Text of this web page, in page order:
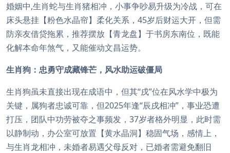
婚姻中,生肖蛇与生肖猪相冲，小事争吵易升级为冷战，可在
床头悬挂【粉色水晶帘】柔化关系，45岁后财运大开，但需
防亲友借贷拖累，推荐摆放【青龙盘】于书房东南位，既能
化解本命年煞气，又能催动文昌运势。
生肖狗：忠勇守成藏锋芒，风水助运破僵局
生肖狗虽未直接出现在成语中，但其“戌”位在风水学中极为
关键，属狗者忠诚可靠，但2025年逢“辰戌相冲”，事业恐遭
打压，团队中功劳被夺之事频发，37岁者格外明显，此时需
以静制动，办公室可放置【黄水晶洞】稳固气场，感情上，
与生肖龙相冲，未婚者易遇父母反对，已婚者需避免翻旧